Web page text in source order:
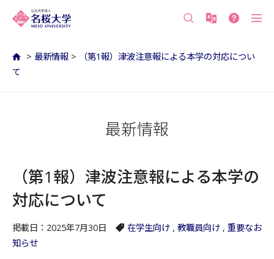
> 最新情報 >
（第1報）津波注意報による本学の対応につい
て
最新情報
（第1報）津波注意報による本学の
対応について
掲載日：2025年7月30日 在学生向け , 教職員向け , 重要なお
知らせ